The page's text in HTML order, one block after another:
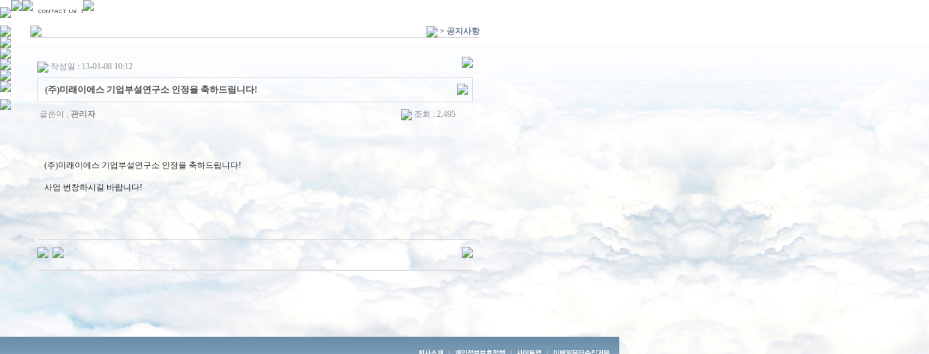
> 공지사항
작성일 : 13-01-08 10:12
(주)미래이에스 기업부설연구소 인정을 축하드립니다!
글쓴이 : 관리자 조회 : 2,495
(주)미래이에스 기업부설연구소 인정을 축하드립니다!
사업 번창하시길 바랍니다!